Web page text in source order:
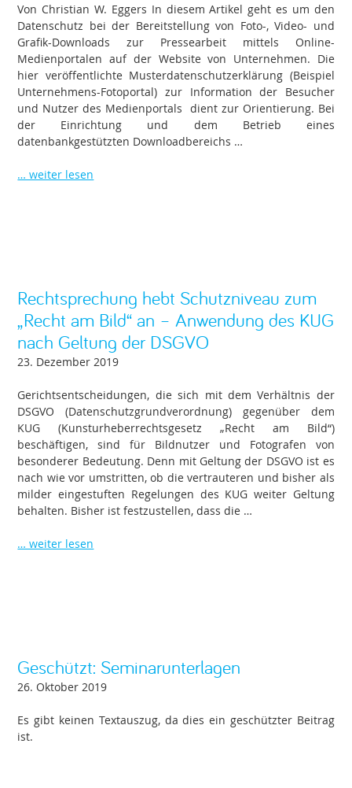
Von Christian W. Eggers In diesem Artikel geht es um den
Datenschutz bei der Bereitstellung von Foto-, Video- und
Grafik-Downloads zur Pressearbeit mittels Online-
Medienportalen auf der Website von Unternehmen. Die
hier veröffentlichte Musterdatenschutzerklärung (Beispiel
Unternehmens-Fotoportal) zur Information der Besucher
und Nutzer des Medienportals dient zur Orientierung. Bei
der Einrichtung und dem Betrieb eines
datenbankgestützten Downloadbereichs …
… weiter lesen
Rechtsprechung hebt Schutzniveau zum
„Recht am Bild“ an – Anwendung des KUG
nach Geltung der DSGVO
23. Dezember 2019
Gerichtsentscheidungen, die sich mit dem Verhältnis der
DSGVO (Datenschutzgrundverordnung) gegenüber dem
KUG (Kunsturheberrechtsgesetz „Recht am Bild“)
beschäftigen, sind für Bildnutzer und Fotografen von
besonderer Bedeutung. Denn mit Geltung der DSGVO ist es
nach wie vor umstritten, ob die vertrauteren und bisher als
milder eingestuften Regelungen des KUG weiter Geltung
behalten. Bisher ist festzustellen, dass die …
… weiter lesen
Geschützt: Seminarunterlagen
26. Oktober 2019
Es gibt keinen Textauszug, da dies ein geschützter Beitrag
ist.